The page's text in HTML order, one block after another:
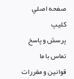
صفحه اصلي
کليپ
پرسش و پاسخ
تماس با ما
قوانين و مقررات